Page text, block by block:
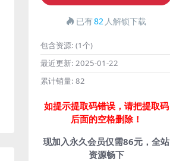
已有82 人解锁下载
包含资源: (1个)
最近更新: 2025-01-22
累计销量: 82
如提示提取码错误，请把提取码
后面的空格删除！
现加入永久会员仅需86元，全站
资源畅下